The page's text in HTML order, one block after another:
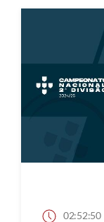
02:52:50